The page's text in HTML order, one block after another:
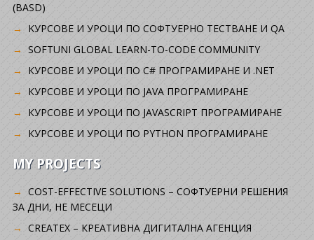
(BASD)
KУРСОВЕ И УРОЦИ ПО СОФТУЕРНО ТЕСТВАНЕ И QA
SOFTUNI GLOBAL LEARN-TO-CODE COMMUNITY
КУРСОВЕ И УРОЦИ ПО C# ПРОГРАМИРАНЕ И .NET
КУРСОВЕ И УРОЦИ ПО JAVA ПРОГРАМИРАНЕ
КУРСОВЕ И УРОЦИ ПО JAVASCRIPT ПРОГРАМИРАНЕ
КУРСОВЕ И УРОЦИ ПО PYTHON ПРОГРАМИРАНЕ
MY PROJECTS
COST-EFFECTIVE SOLUTIONS – СОФТУЕРНИ РЕШЕНИЯ
ЗА ДНИ, НЕ МЕСЕЦИ
CREATEX – КРЕАТИВНА ДИГИТАЛНА АГЕНЦИЯ